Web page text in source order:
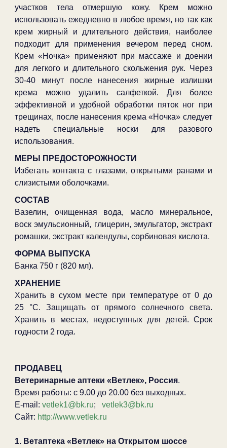
участков тела отмершую кожу. Крем можно
использовать ежедневно в любое время, но так как
крем жирный и длительного действия, наиболее
подходит для применения вечером перед сном.
Крем «Ночка» применяют при массаже и доении
для легкого и длительного скольжения рук. Через
30-40 минут после нанесения жирные излишки
крема можно удалить салфеткой. Для более
эффективной и удобной обработки пяток ног при
трещинах, после нанесения крема «Ночка» следует
надеть специальные носки для разового
использования.
МЕРЫ ПРЕДОСТОРОЖНОСТИ
Избегать контакта с глазами, открытыми ранами и
слизистыми оболочками.
СОСТАВ
Вазелин, очищенная вода, масло минеральное,
воск эмульсионный, глицерин, эмульгатор, экстракт
ромашки, экстракт календулы, сорбиновая кислота.
ФОРМА ВЫПУСКА
Банка 750 г (820 мл).
ХРАНЕНИЕ
Хранить в сухом месте при температуре от 0 до
25 °C. Защищать от прямого солнечного света.
Хранить в местах, недоступных для детей. Срок
годности 2 года.
ПРОДАВЕЦ
Ветеринарные аптеки «Ветлек», Россия.
Время работы: с 9.00 до 20.00 без выходных.
E-mail: vetlek1@bk.ru; vetlek3@bk.ru
Сайт: http://www.vetlek.ru
1. Ветаптека «Ветлек» на Открытом шоссе